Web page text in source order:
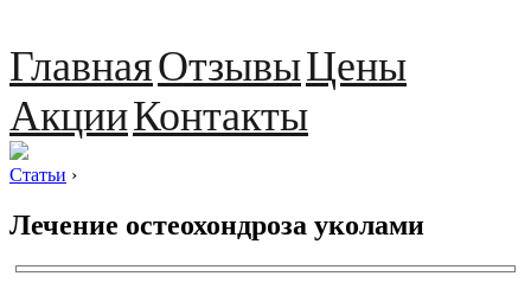
ГлавнаяОтзывыЦены
АкцииКонтакты
Статьи ›
Лечение остеохондроза уколами